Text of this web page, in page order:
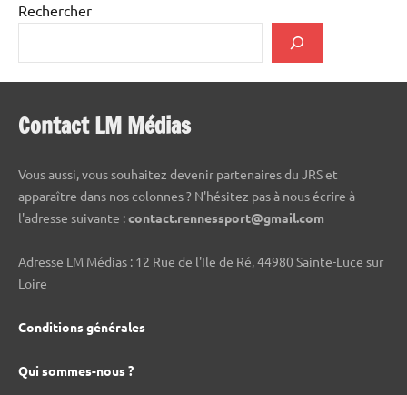
Rechercher
Contact LM Médias
Vous aussi, vous souhaitez devenir partenaires du JRS et
apparaître dans nos colonnes ? N'hésitez pas à nous écrire à
l'adresse suivante :contact.rennessport@gmail.com
Adresse LM Médias : 12 Rue de l'Ile de Ré, 44980 Sainte-Luce sur
Loire
Conditions générales
Qui sommes-nous ?